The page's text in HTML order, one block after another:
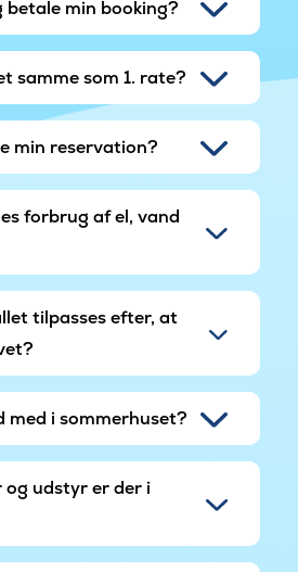
betale min booking?
samme som 1. rate?
min reservation?
forbrug af el, vand
tilpasses efter, at
med i sommerhuset?
udstyr er der i